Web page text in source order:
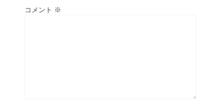
コメント ※